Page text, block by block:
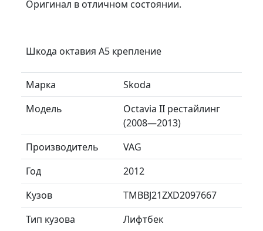
Оригинал в отличном состоянии.
Шкода октавия А5 крепление
Марка
Skoda
Модель
Octavia II рестайлинг
(2008—2013)
Производитель
VAG
Год
2012
Кузов
TMBBJ21ZXD2097667
Тип кузова
Лифтбек